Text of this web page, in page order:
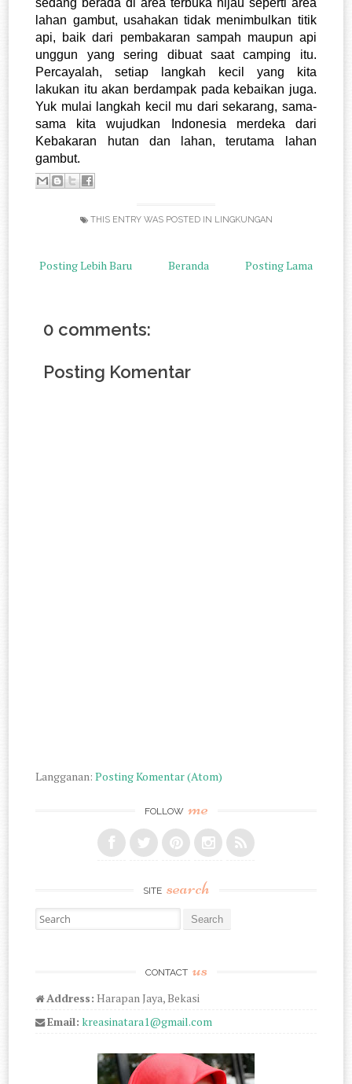
lahan gambut, usahakan tidak menimbulkan titik
api, baik dari pembakaran sampah maupun api
unggun yang sering dibuat saat camping itu.
Percayalah, setiap langkah kecil yang kita
lakukan itu akan berdampak pada kebaikan juga.
Yuk mulai langkah kecil mu dari sekarang, sama-
sama kita wujudkan Indonesia merdeka dari
Kebakaran hutan dan lahan, terutama lahan
gambut.
THIS ENTRY WAS POSTED IN LINGKUNGAN
Posting Lebih Baru Posting Lama
Beranda
0 comments:
Posting Komentar
Langganan:Posting Komentar (Atom)
FOLLOW me
SITE search
Search for:
CONTACT us
Address: Harapan Jaya, Bekasi
Email: kreasinatara1@gmail.com